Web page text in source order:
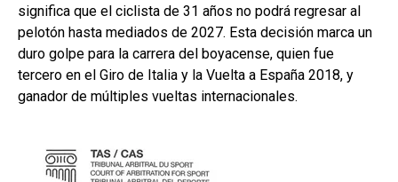
significa que el ciclista de 31 años no podrá regresar al
pelotón hasta mediados de 2027. Esta decisión marca un
duro golpe para la carrera del boyacense, quien fue
tercero en el Giro de Italia y la Vuelta a España 2018, y
ganador de múltiples vueltas internacionales.